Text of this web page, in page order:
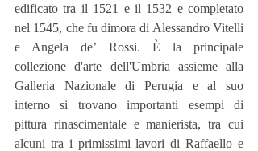
edificato tra il 1521 e il 1532 e completato
nel 1545, che fu dimora di Alessandro Vitelli
e Angela de’ Rossi. È la principale
collezione d'arte dell'Umbria assieme alla
Galleria Nazionale di Perugia e al suo
interno si trovano importanti esempi di
pittura rinascimentale e manierista, tra cui
alcuni tra i primissimi lavori di Raffaello e